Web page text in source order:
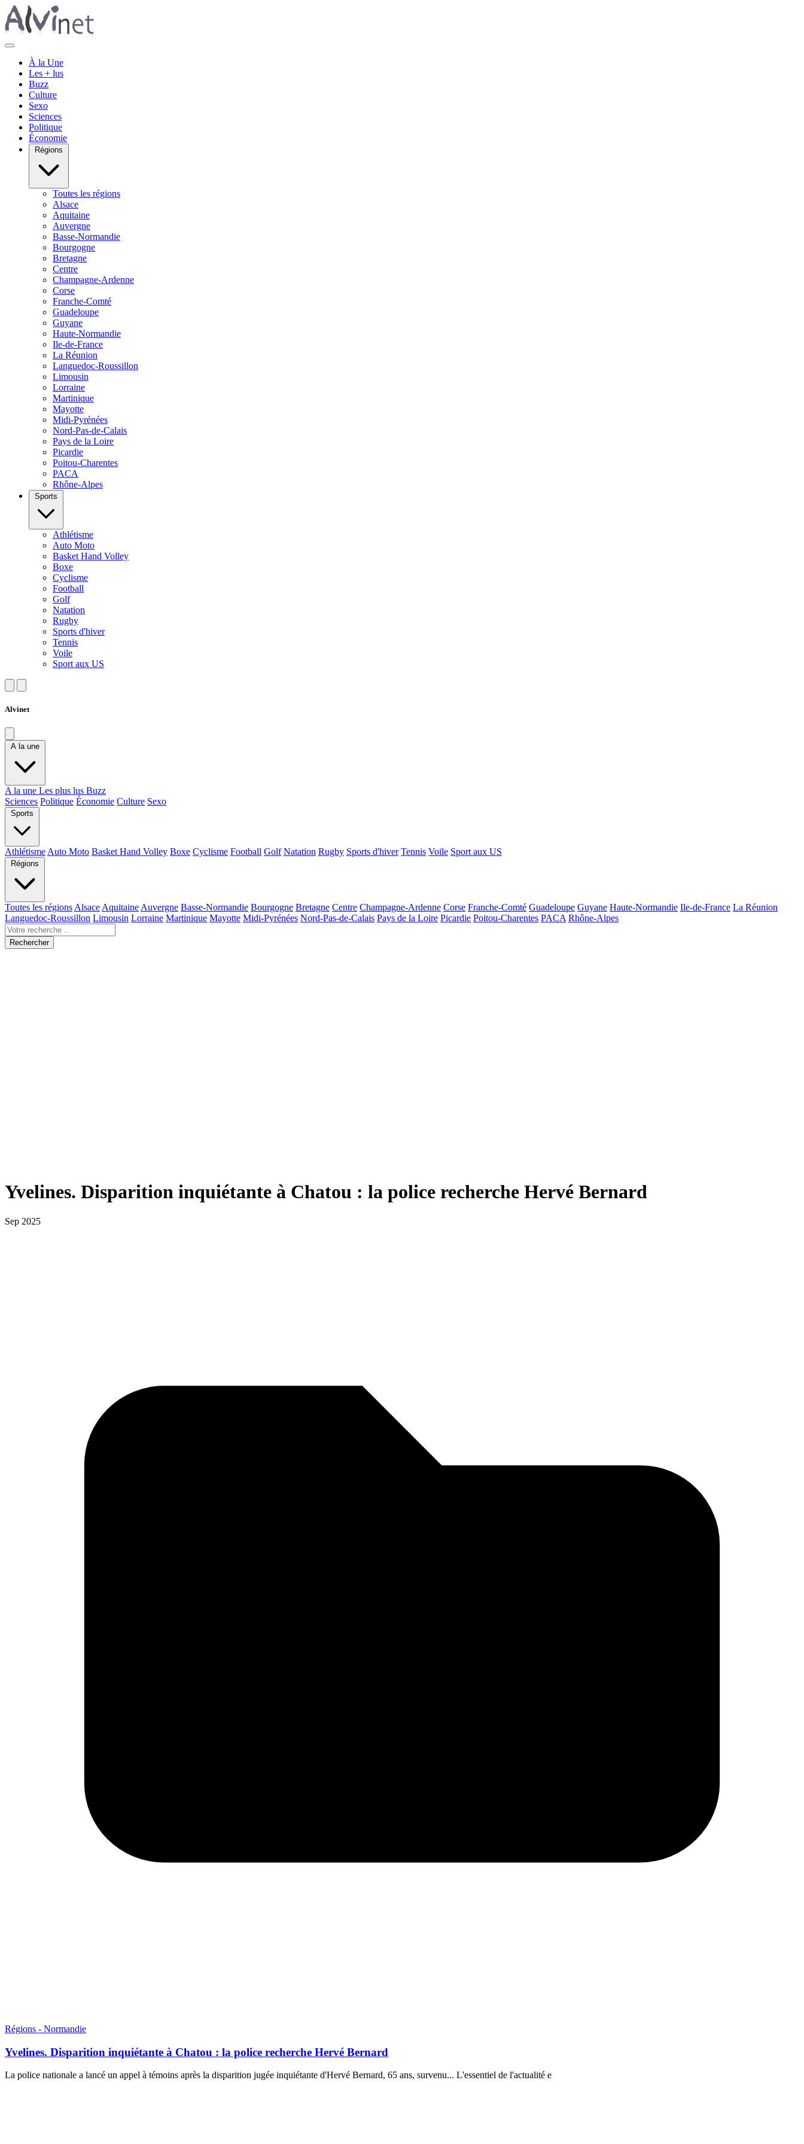
À la Une
Les + lus
Buzz
Culture
Sexo
Sciences
Politique
Économie
Régions
Toutes les régions
Alsace
Aquitaine
Auvergne
Basse-Normandie
Bourgogne
Bretagne
Centre
Champagne-Ardenne
Corse
Franche-Comté
Guadeloupe
Guyane
Haute-Normandie
Ile-de-France
La Réunion
Languedoc-Roussillon
Limousin
Lorraine
Martinique
Mayotte
Midi-Pyrénées
Nord-Pas-de-Calais
Pays de la Loire
Picardie
Poitou-Charentes
PACA
Rhône-Alpes
Sports
Athlétisme
Auto Moto
Basket Hand Volley
Boxe
Cyclisme
Football
Golf
Natation
Rugby
Sports d'hiver
Tennis
Voile
Sport aux US
Alvinet
A la une
A la une Les plus lus Buzz
Sciences Politique Économie Culture Sexo
Sports
Athlétisme Auto Moto Basket Hand Volley Boxe Cyclisme Football Golf Natation Rugby Sports d'hiver Tennis Voile Sport aux US
Régions
Toutes les régions Alsace Aquitaine Auvergne Basse-Normandie Bourgogne Bretagne Centre Champagne-Ardenne Corse Franche-Comté Guadeloupe Guyane Haute-Normandie Ile-de-France La Réunion
Languedoc-Roussillon Limousin Lorraine Martinique Mayotte Midi-Pyrénées Nord-Pas-de-Calais Pays de la Loire Picardie Poitou-Charentes PACA Rhône-Alpes
Rechercher
Yvelines. Disparition inquiétante à Chatou : la police recherche Hervé Bernard
Sep 2025
Régions - Normandie
Yvelines. Disparition inquiétante à Chatou : la police recherche Hervé Bernard
La police nationale a lancé un appel à témoins après la disparition jugée inquiétante d'Hervé Bernard, 65 ans, survenu... L'essentiel de l'actualité e